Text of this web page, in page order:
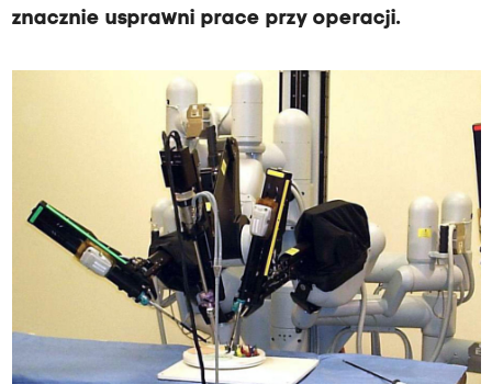
znacznie usprawni prace przy operacji.